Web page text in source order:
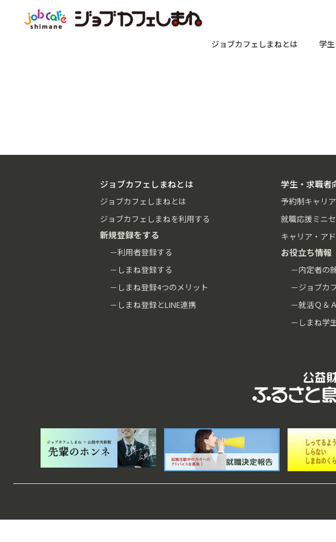
ジョブカフェしまねとは 学
ジョブカフェしまねとは
ジョブカフェしまねとは
ジョブカフェしまねを利用する
新規登録をする
－利用者登録する
－しまね登録する
－しまね登録4つのメリット
－しまね登録とLINE連携
学生・求職者
予約制キャリ
就職応援ミニ
キャリア・ア
お役立ち情報
－内定者の
－ジョブカ
－就活Ｑ＆Ａ
－しまね学